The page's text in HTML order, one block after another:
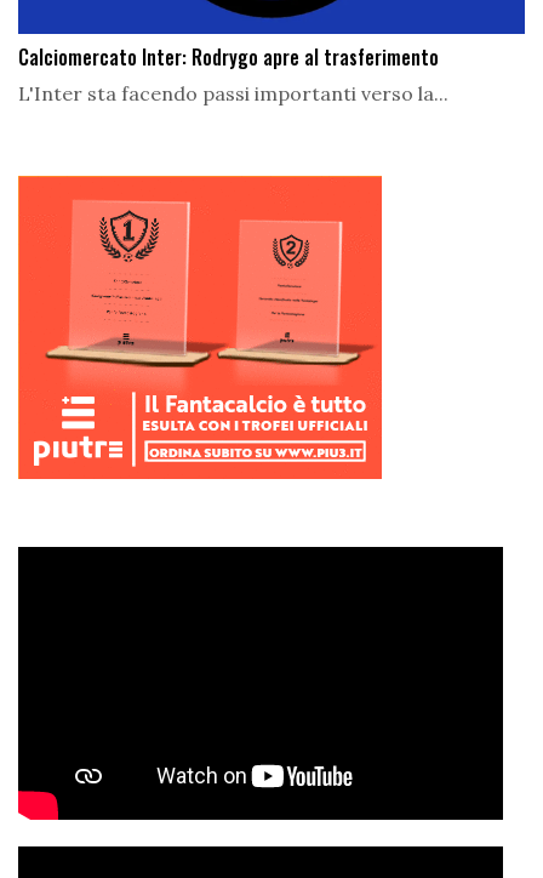
Calciomercato Inter: Rodrygo apre al trasferimento
L'Inter sta facendo passi importanti verso la...